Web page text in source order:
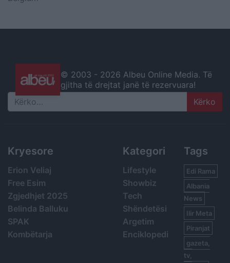
© 2003 - 2026 Albeu Online Media. Të
gjitha të drejtat janë të rezervuara!
Search
Kryesore
Erion Veliaj
Free Esim
Zgjedhjet 2025
Belinda Balluku
SPAK
Kombëtarja
Kategori
Lifestyle
Showbiz
Tech
Shëndetësi
Argetim
Enciklopedi
Tags
Edi Rama
Albania
News
Ilir Meta
Piranjat
gazeta,
tv,